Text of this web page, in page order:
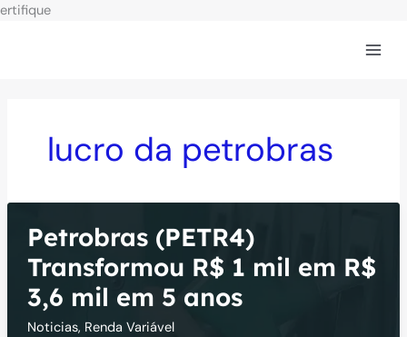
ertifiqueIr
lucro da petrobras
Petrobras (PETR4)
Transformou R$ 1 mil em R$
3,6 mil em 5 anos
Noticias, Renda Variável